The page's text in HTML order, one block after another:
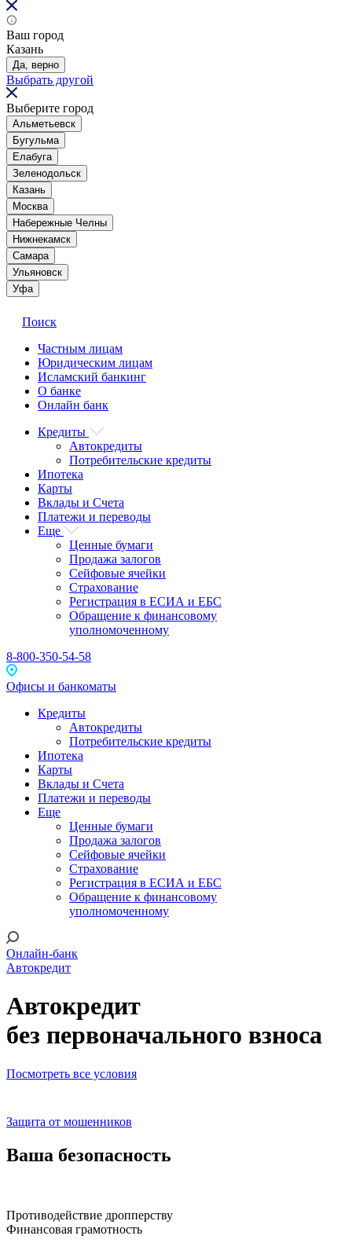
Ваш город
Казань
Да, верно
Выбрать другой
Выберите город
Альметьевск
Бугульма
Елабуга
Зеленодольск
Казань
Москва
Набережные Челны
Нижнекамск
Самара
Ульяновск
Уфа
Поиск
Частным лицам
Юридическим лицам
Исламский банкинг
О банке
Онлайн банк
Кредиты
Автокредиты
Потребительские кредиты
Ипотека
Карты
Вклады и Счета
Платежи и переводы
Еще
Ценные бумаги
Продажа залогов
Сейфовые ячейки
Страхование
Регистрация в ЕСИА и ЕБС
Обращение к финансовому
уполномоченному
8-800-350-54-58
Офисы и банкоматы
Кредиты
Автокредиты
Потребительские кредиты
Ипотека
Карты
Вклады и Счета
Платежи и переводы
Еще
Ценные бумаги
Продажа залогов
Сейфовые ячейки
Страхование
Регистрация в ЕСИА и ЕБС
Обращение к финансовому
уполномоченному
Онлайн-банк
Автокредит
Автокредит
без первоначального взноса
Посмотреть все условия
Защита от мошенников
Ваша безопасность
Противодействие дропперству
Финансовая грамотность